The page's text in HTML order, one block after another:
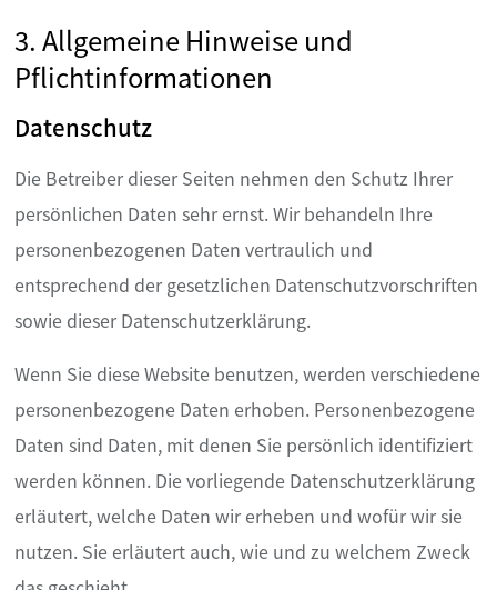
3. Allgemeine Hinweise und
Pflichtinformationen
Datenschutz
Die Betreiber dieser Seiten nehmen den Schutz Ihrer
persönlichen Daten sehr ernst. Wir behandeln Ihre
personenbezogenen Daten vertraulich und
entsprechend der gesetzlichen Datenschutzvorschriften
sowie dieser Datenschutzerklärung.
Wenn Sie diese Website benutzen, werden verschiedene
personenbezogene Daten erhoben. Personenbezogene
Daten sind Daten, mit denen Sie persönlich identifiziert
werden können. Die vorliegende Datenschutzerklärung
erläutert, welche Daten wir erheben und wofür wir sie
nutzen. Sie erläutert auch, wie und zu welchem Zweck